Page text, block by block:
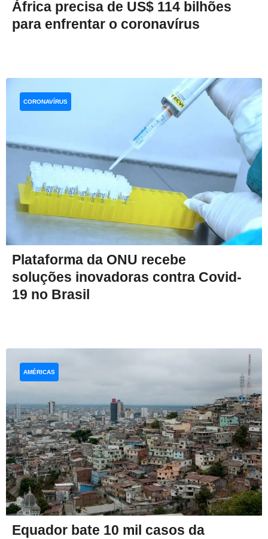
África precisa de US$ 114 bilhões
para enfrentar o coronavírus
Plataforma da ONU recebe
soluções inovadoras contra Covid-
19 no Brasil
CORONAVÍRUS
Equador bate 10 mil casos da
AMÉRICAS